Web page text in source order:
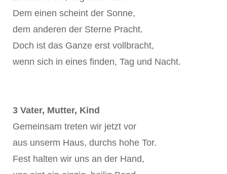
Dem einen scheint der Sonne,
dem anderen der Sterne Pracht.
Doch ist das Ganze erst vollbracht,
wenn sich in eines finden, Tag und Nacht.
3 Vater, Mutter, Kind
Gemeinsam treten wir jetzt vor
aus unserm Haus, durchs hohe Tor.
Fest halten wir uns an der Hand,